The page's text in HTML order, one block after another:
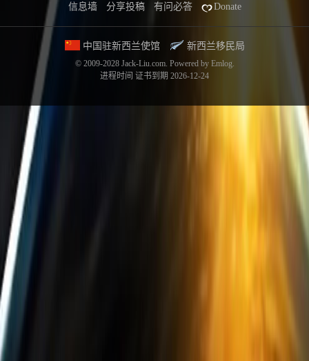
信息墙 分享投稿 有问必答 Donate
中国驻新西兰使馆 新西兰移民局
© 2009-2028 Jack-Liu.com. Powered by Emlog
进程时间 证书到期 2026-12-24